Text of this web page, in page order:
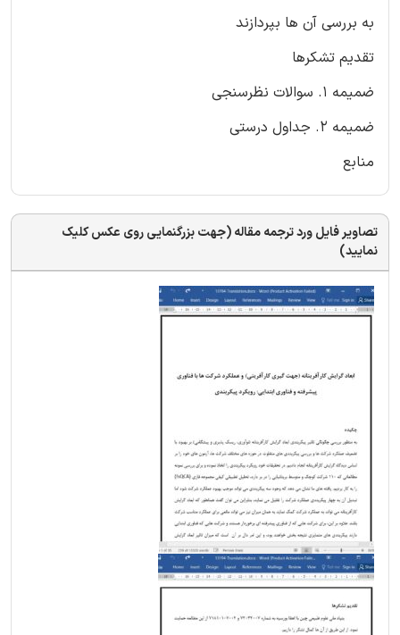
به بررسی آن ها بپردازند
تقدیم تشکرها
ضمیمه 1. سوالات نظرسنجی
ضمیمه 2. جداول درستی
منابع
تصاویر فایل ورد ترجمه مقاله (جهت بزرگنمایی روی عکس کلیک
نمایید)